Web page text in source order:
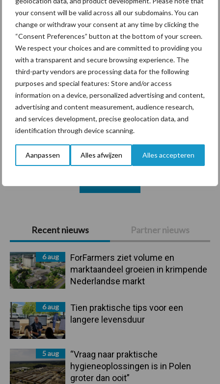
your consent will be valid across all our subdomains. You can
change or withdraw your consent at any time by clicking the
“Consent Preferences” button at the bottom of your screen.
We respect your choices and are committed to providing you
with a transparent and secure browsing experience. The
third-party vendors are processing data for the following
purposes and special features: Store and/or access
information on a device, personalized advertising and content,
advertising and content measurement, audience research,
and services development, precise geolocation data, and
identification through device scanning.
Aanpassen Alles afwijzen Alles accepteren
Primaire
Sidebar
Recent nieuws Partner nieuws
6 aug
ForFarmers ziet volume en
marktaandeel groeien in krimpende
Nederlandse markt
6 aug
Tien praktische tips voor een
langere levensduur
5 aug
“Vraag naar praktische
hygieneoplossingen is in Polen
groter dan ooit”
Themapagina's
Diergezondheid Bemesting Fokkerij
Bedrijfsnieuws
Ligbox &
Voerhekken